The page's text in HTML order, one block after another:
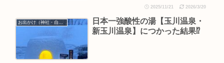
2025/11/21 2026/3/20
お出かけ（神社・自然・旅）
日本一強酸性の湯【玉川温泉・
新玉川温泉】につかった結果⁉︎